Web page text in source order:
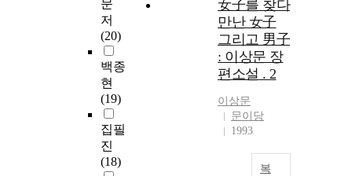
문
저
(20)
백종
현
(19)
집필
진
(18)
女子를 찾다
만난 女子
그리고 男子
: 이상문 장
편소설 . 2
이상문
문이당
1993
복